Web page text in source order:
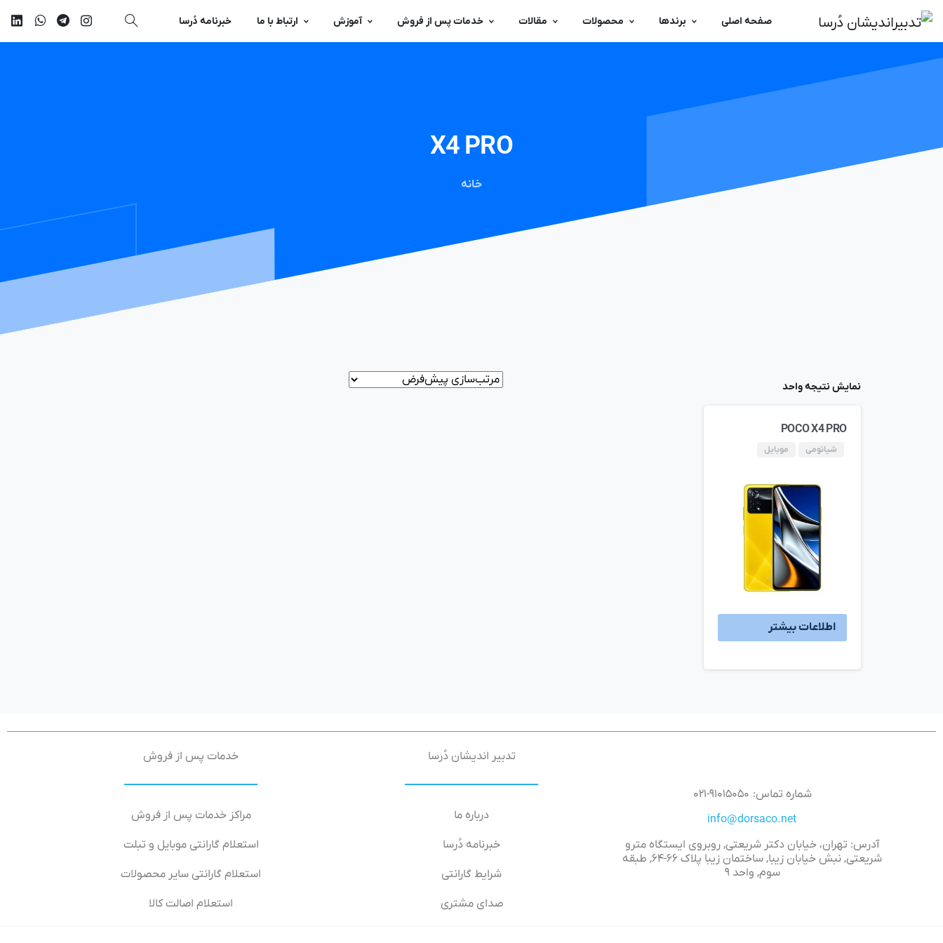
صفحه اصلی برندها محصولات مقالات خدمات پس از فروش آموزش ارتباط با ما خبرنامه دُرسا
X4PRO
خانه
نمایش نتیجه واحد
POCO X4 PRO
شیائومی موبایل
اطلاعات بیشتر
شماره تماس: ۹۱۰۱۵۰۵۰-۰۲۱
آدرس: تهران، خیابان دکتر شریعتی, روبروی ایستگاه مترو
شریعتی, نبش خیابان زیبا, ساختمان زیبا پلاک ۶۶-۶۴, طبقه
سوم, واحد ۹
تدبیر اندیشان دُرسا
درباره ما
خبرنامه دُرسا
شرایط گارانتی
صدای مشتری
خدمات پس از فروش
مراکز خدمات پس از فروش
استعلام گارانتی موبایل و تبلت
استعلام گارانتی سایر محصولات
استعلام اصالت کالا